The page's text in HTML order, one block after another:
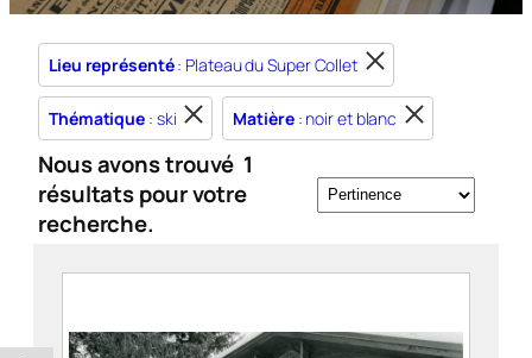
Lieu représenté: Plateau du Super Collet
Thématique : ski Matière: noir et blanc
Nous avons trouvé 1
résultats pour votre
recherche.